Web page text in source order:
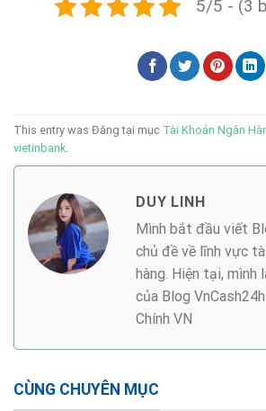
5/5 - (3
This entry was Đăng tại mục Tài Khoản Ngân
vietinbank
DUY LINH
Mình bắt đầu viết
chủ đề về lĩnh vực
hàng. Hiện tại, mình
của Blog
Chính VN
CÙNG CHUYÊN MỤC